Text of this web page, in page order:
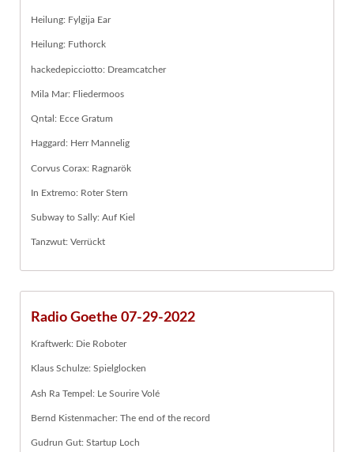
Heilung: Fylgija Ear
Heilung: Futhorck
hackedepicciotto: Dreamcatcher
Mila Mar: Fliedermoos
Qntal: Ecce Gratum
Haggard: Herr Mannelig
Corvus Corax: Ragnarök
In Extremo: Roter Stern
Subway to Sally: Auf Kiel
Tanzwut: Verrückt
Radio Goethe 07-29-2022
Kraftwerk: Die Roboter
Klaus Schulze: Spielglocken
Ash Ra Tempel: Le Sourire Volé
Bernd Kistenmacher: The end of the record
Gudrun Gut: Startup Loch